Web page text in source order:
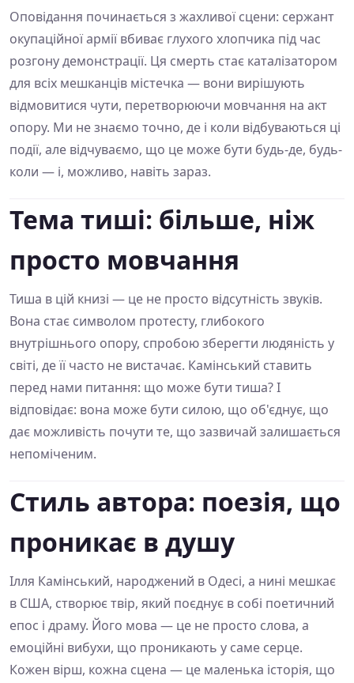
Оповідання починається з жахливої сцени: сержант
окупаційної армії вбиває глухого хлопчика під час
розгону демонстрації. Ця смерть стає каталізатором
для всіх мешканців містечка — вони вирішують
відмовитися чути, перетворюючи мовчання на акт
опору. Ми не знаємо точно, де і коли відбуваються ці
події, але відчуваємо, що це може бути будь-де, будь-
коли — і, можливо, навіть зараз.
Тема тиші: більше, ніж
просто мовчання
Тиша в цій книзі — це не просто відсутність звуків.
Вона стає символом протесту, глибокого
внутрішнього опору, спробою зберегти людяність у
світі, де її часто не вистачає. Камінський ставить
перед нами питання: що може бути тиша? І
відповідає: вона може бути силою, що об'єднує, що
дає можливість почути те, що зазвичай залишається
непоміченим.
Стиль автора: поезія, що
проникає в душу
Ілля Камінський, народжений в Одесі, а нині мешкає
в США, створює твір, який поєднує в собі поетичний
епос і драму. Його мова — це не просто слова, а
емоційні вибухи, що проникають у саме серце.
Кожен вірш, кожна сцена — це маленька історія, що